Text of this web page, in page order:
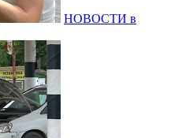
НОВОСТИ в